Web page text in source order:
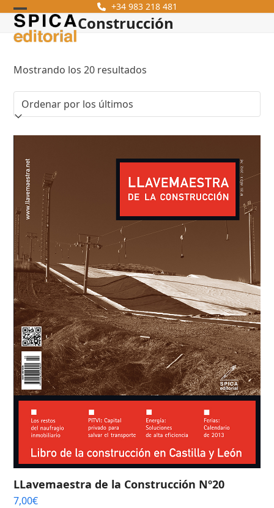
Skip
content
+34 983 218 481
Open
mobile
menu
Close
mobile
menu
Construcción
Mostrando los 20 resultados
por
los
LLavemaestra de la Construcción Nº20
7,00€